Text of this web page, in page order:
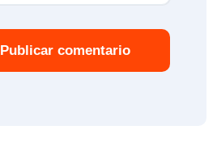
Publicar comentario